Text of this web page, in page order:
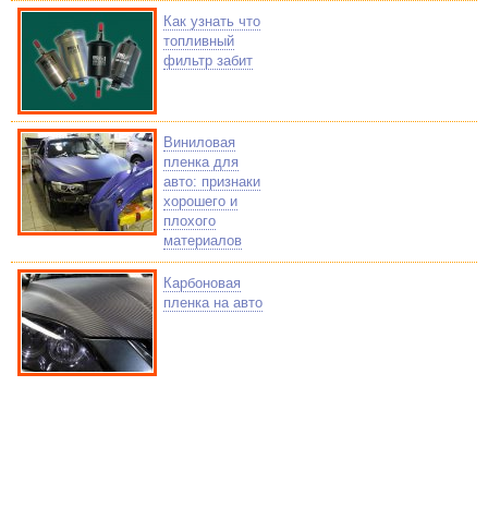
Как узнать что
топливный
фильтр забит
Виниловая
пленка для
авто: признаки
хорошего и
плохого
материалов
Карбоновая
пленка на авто